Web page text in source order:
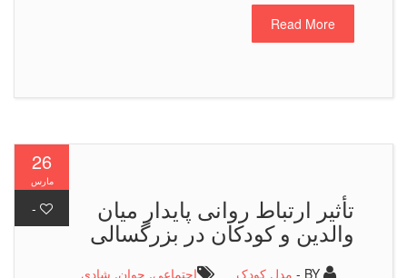
Read More
تأثیر ارتباط روانی پایدار میان
والدین و کودکان در بزرگسالی
مدل کودک اجتماعی,جوان, شادی